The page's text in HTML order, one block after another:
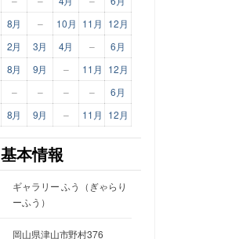
8月 – 10月 11月 12月
2月 3月 4月 –
6月
8月 9月 – 11月 12月
– – – –
6月
8月 9月 – 11月 12月
基本情報
ギャラリー ふう（ぎゃらり
ーふう）
岡山県津山市野村376